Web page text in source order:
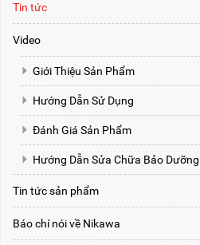
Tin tức
Video
Giới Thiệu Sản Phẩm
Hướng Dẫn Sử Dụng
Đánh Giá Sản Phẩm
Hướng Dẫn Sửa Chữa Bảo Dưỡng
Tin tức sản phẩm
Báo chí nói về Nikawa